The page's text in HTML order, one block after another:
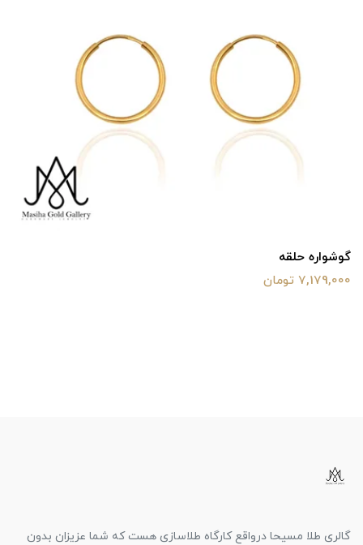
گوشواره حلقه
7,179,000 تومان
گالری طلا مسیحا درواقع کارگاه طلاسازی هست که شما عزیزان بدون